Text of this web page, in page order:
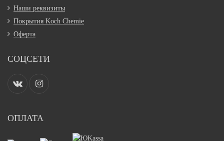
Наши реквизиты
Покрытия Koch Chemie
Оферта
СОЦСЕТИ
ОПЛАТА